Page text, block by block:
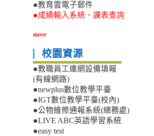
●教育雲電子郵件
●成績輸入系統、課表查詢
more
校園資源
●教職員工連網設備填報
(有線網路)
●newplus數位教學平臺
●IGT數位教學平臺(校內)
●公物維修通報系統(總務處)
●LIVE ABC英語學習系統
●easy test